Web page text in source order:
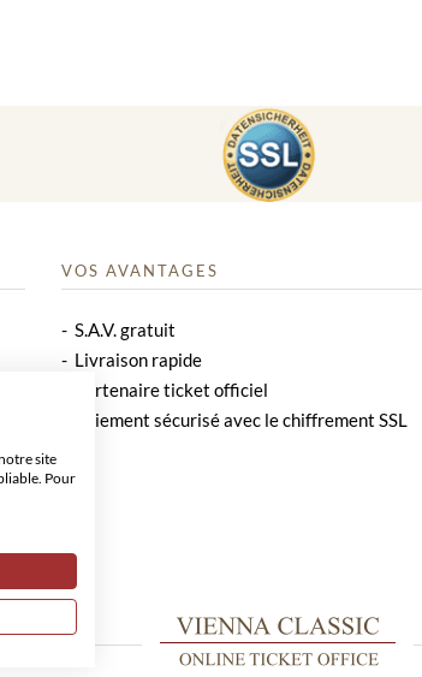
VOS AVANTAGES
S.A.V. gratuit
Livraison rapide
Partenaire ticket officiel
Paiement sécurisé avec le chiffrement SSL
site
Pour